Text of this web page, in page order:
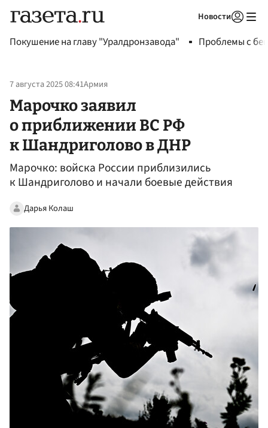
Новости
Покушение на главу "Уралдронзавода" Проблемы с
7 августа 2025 08:41Армия
Марочко заявил
о приближении ВС РФ
к Шандриголово в ДНР
Марочко: войска России приблизились
к Шандриголово и начали боевые действия
Дарья Колаш